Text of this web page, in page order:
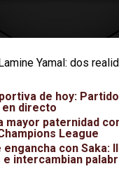
Yamal: dos
de hoy:
directo
mayor paternidad
League
engancha con Saka:
e intercambian